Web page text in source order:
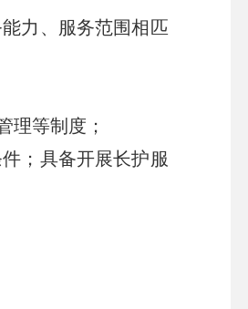
力、服务范围相匹
等制度；
；具备开展长护服